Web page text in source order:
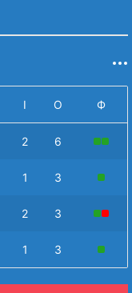
І О Ф
2 6
1 3
2 3
1 3